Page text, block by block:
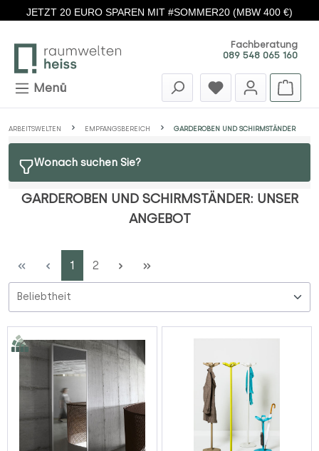
Zum Hauptinhalt springen
JETZT 20 EURO SPAREN MIT #SOMMER20 (MBW 400 €)
Fachberatung
089 548 065 160
Menü
ARBEITSWELTEN EMPFANGSBEREICH GARDEROBEN UND SCHIRMSTÄNDER
Wonach suchen Sie?
GARDEROBEN UND SCHIRMSTÄNDER: UNSER
ANGEBOT
Seite
1 Seite
2